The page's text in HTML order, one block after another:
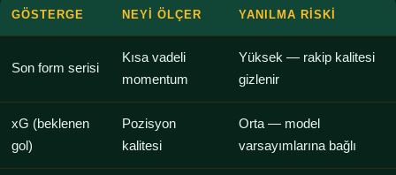
GÖSTERGE NEYI ÖLÇER YANILMA RISKI
Son form serisi
Kısa vadeli
momentum
Yüksek — rakip kalitesi
gizlenir
xG (beklenen
gol)
Pozisyon
kalitesi
Orta — model
varsayımlarına bağlı